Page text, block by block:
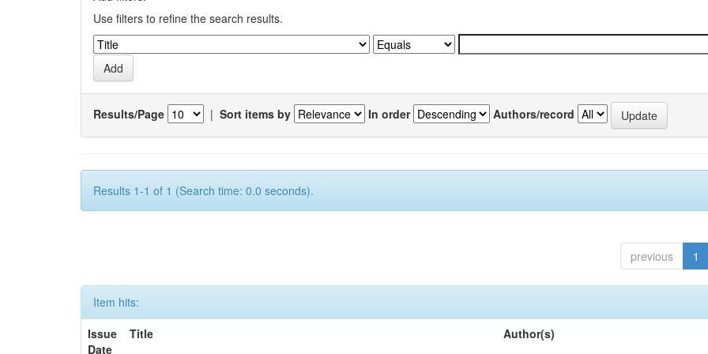
Use filters to refine the search results.
Results/Page | Sort items by In order Authors/record
Results 1-1 of 1 (Search time: 0.0 seconds).
previous 1
Item hits:
Issue
Date
Title Author(s)